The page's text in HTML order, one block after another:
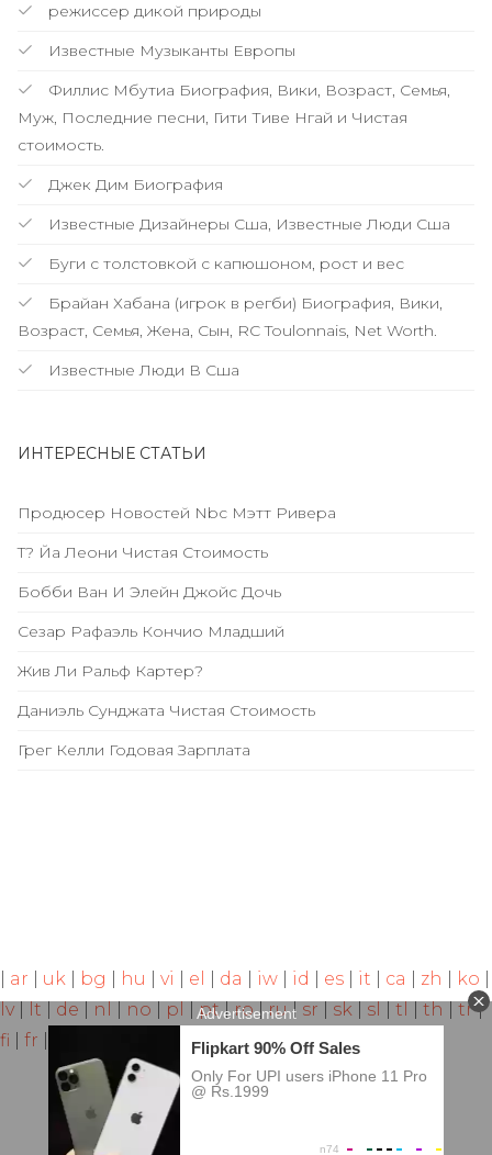
режиссер дикой природы
Известные Музыканты Европы
Филлис Мбутиа Биография, Вики, Возраст, Семья,
Муж, Последние песни, Гити Тиве Нгай и Чистая
стоимость.
Джек Дим Биография
Известные Дизайнеры Сша, Известные Люди Сша
Буги с толстовкой с капюшоном, рост и вес
Брайан Хабана (игрок в регби) Биография, Вики,
Возраст, Семья, Жена, Сын, RC Toulonnais, Net Worth.
Известные Люди В Сша
ИНТЕРЕСНЫЕ СТАТЬИ
Продюсер Новостей Nbc Мэтт Ривера
T? Йа Леони Чистая Стоимость
Бобби Ван И Элейн Джойс Дочь
Сезар Рафаэль Кончио Младший
Жив Ли Ральф Картер?
Даниэль Сунджата Чистая Стоимость
Грег Келли Годовая Зарплата
ar uk bg hu vi el da iw id es it ca zh ko
lv
lt de nl no pl |pt|ro|ru| sr sk sl tl th tr|
fi
fr et|ja|